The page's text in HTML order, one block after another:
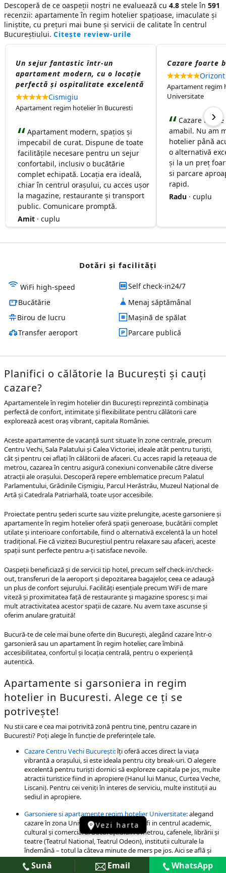
Descoperă de ce oaspeții noștri ne evaluează cu 4.8 stele în 591
recenzii: apartamente în regim hotelier spațioase, imaculate și
liniștite, cu prețuri mai bune și servicii de calitate în centrul
Bucureștiului. Citește review-urile
Un sejur fantastic într-un
apartament modern, cu o locație
perfectă și ospitalitate excelentă
Cismigiu
Apartament regim hotelier în Bucuresti
Apartament modern, spațios și
impecabil de curat. Dispune de toate
facilitățile necesare pentru un sejur
confortabil, inclusiv o bucătărie
complet echipată. Locația era ideală,
chiar în centrul orașului, cu acces ușor
la magazine, restaurante și transport
public. Comunicare promptă.
Amit · cuplu
Cazare foarte
Orizont
Apartament regim
Universitate
Cazare
amabil. Nu am
hotelier până
o alternativă
și la un preț
si parcare
rapid.
Radu · cuplu
›
Dotări și facilităţi
WiFi high-speed
Self check-in24/7
Bucătărie
Menaj săptămânal
Birou de lucru
Mașină de spălat
Transfer aeroport
Parcare publică
Planifici o călătorie la București și cauți
cazare?
Apartamentele în regim hotelier din București reprezintă combinația
perfectă de confort, intimitate și flexibilitate pentru călătorii care
explorează acest oraș vibrant, capitala României.
Aceste apartamente de vacanță sunt situate în zone centrale, precum
Centru Vechi, Sala Palatului și Calea Victoriei, ideale atât pentru turiști,
cât și pentru cei aflați în călătorii de afaceri. Cu acces rapid la rețeaua de
metrou, cazarea în centru asigură conexiuni convenabile către diverse
atracții ale orașului. Descoperă repere emblematice precum Palatul
Parlamentului, Grădinile Cișmigiu, Parcul Herăstrău, Muzeul Național de
Artă și Catedrala Patriarhală, toate ușor accesibile.
Proiectate pentru șederi scurte sau vizite prelungite, aceste garsoniere și
apartamente în regim hotelier oferă spații generoase, bucătării complet
utilate și interioare confortabile, fiind o alternativă excelentă la un hotel
tradițional. Fie că vizitezi Bucureștiul pentru relaxare sau afaceri, aceste
spații sunt perfecte pentru a-ți satisface nevoile.
Oaspeții beneficiază și de servicii tip hotel, precum self check-in/check-
out, transferuri de la aeroport și depozitarea bagajelor, ceea ce adaugă
un plus de confort sejurului. Facilități esențiale precum WiFi de mare
viteză și proximitatea față de restaurante și magazine sporesc și mai
mult atractivitatea acestor spații de cazare. Nu avem taxe ascunse și
oferim anulare gratuită!
Bucură-te de cele mai bune oferte din București, alegând cazare într-o
garsonieră sau un apartament în regim hotelier, care îmbină
accesibilitatea, confortul și locația centrală, pentru o experiență
autentică.
Apartamente si garsoniera in regim
hotelier in Bucuresti. Alege ce ți se
potrivește!
Nu stii care e cea mai potrivită zonă pentru tine, pentru cazare in
Bucuresti? Poți alege în funcție de preferințele tale.
Cazare Centru Vechi București: îți oferă acces direct la viața
vibrantă a orașului, si este ideala pentru city break-uri. O alegere
excelentă pentru turiști dornici să exploreze capitala pe jos, multe
atractii turistice fiind in apropiere (Hanul lui Manuc, Curtea Veche,
Liscani). Pentru cei veniți în interes de serviciu, multe instituții au
sediul in apropiere.
Garsoniere si apartamente regim hotelier Universitate: alegand
cazare în zona Universitate Bucuresti vei fi in centrul academic,
cultural și comercial al Bucureștiului. Ai metrou, cafenele, librării și
teatre (Teatrul National, Teatrul Odeon), institutii culturale la
îndemână – totul la câteva minute de mers pe jos. Aici se află și
Spitalul Colțea.
Vezi harta
Sună Email WhatsApp